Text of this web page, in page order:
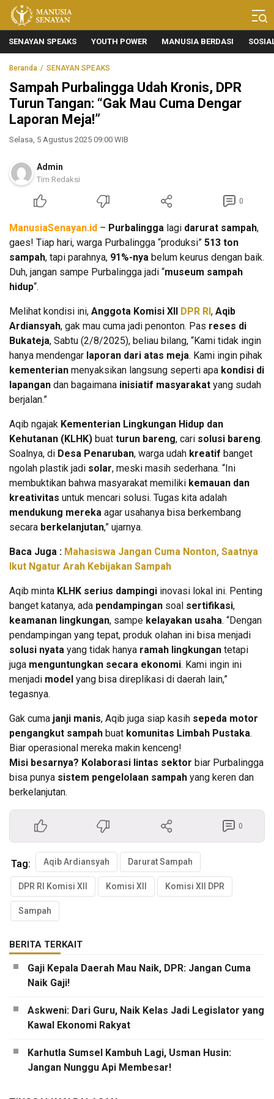
Manusia Senayan
Manusia Bicara, Senayan Bersuara
SENAYAN SPEAKS YOUTH POWER MANUSIA BERDASI
Beranda SENAYAN SPEAKS
Sampah Purbalingga Udah Kronis, DPR
Turun Tangan: “Gak Mau Cuma Dengar
Laporan Meja!”
Selasa, 5 Agustus 2025 09:00 WIB
Admin
Tim Redaksi
0
ManusiaSenayan.id – Purbalingga lagi darurat sampah,
gaes! Tiap hari, warga Purbalingga “produksi” 513 ton
sampah, tapi parahnya, 91%-nya belum keurus dengan baik.
Duh, jangan sampe Purbalingga jadi “museum sampah
hidup“.
Melihat kondisi ini, Anggota Komisi XII DPR RI, Aqib
Ardiansyah, gak mau cuma jadi penonton. Pas reses di
Bukateja, Sabtu (2/8/2025), beliau bilang, “Kami tidak ingin
hanya mendengar laporan dari atas meja. Kami ingin pihak
kementerian menyaksikan langsung seperti apa kondisi di
lapangan dan bagaimana inisiatif masyarakat yang sudah
berjalan.”
Aqib ngajak Kementerian Lingkungan Hidup dan
Kehutanan (KLHK) buat turun bareng, cari solusi bareng.
Soalnya, di Desa Penaruban, warga udah kreatif banget
ngolah plastik jadi solar, meski masih sederhana. “Ini
membuktikan bahwa masyarakat memiliki kemauan dan
kreativitas untuk mencari solusi. Tugas kita adalah
mendukung mereka agar usahanya bisa berkembang
secara berkelanjutan,” ujarnya.
Baca Juga : Mahasiswa Jangan Cuma Nonton, Saatnya
Ikut Ngatur Arah Kebijakan Sampah
Aqib minta KLHK serius dampingi inovasi lokal ini. Penting
banget katanya, ada pendampingan soal sertifikasi,
keamanan lingkungan, sampe kelayakan usaha. “Dengan
pendampingan yang tepat, produk olahan ini bisa menjadi
solusi nyata yang tidak hanya ramah lingkungan tetapi
juga menguntungkan secara ekonomi. Kami ingin ini
menjadi model yang bisa direplikasi di daerah lain,”
tegasnya.
Gak cuma janji manis, Aqib juga siap kasih sepeda motor
pengangkut sampah buat komunitas Limbah Pustaka.
Biar operasional mereka makin kenceng!
Misi besarnya? Kolaborasi lintas sektor biar Purbalingga
bisa punya sistem pengelolaan sampah yang keren dan
berkelanjutan.
0
Tag: Aqib Ardiansyah Darurat Sampah
DPR RI Komisi XII Komisi XII Komisi XII DPR
Sampah
BERITA TERKAIT
Gaji Kepala Daerah Mau Naik, DPR: Jangan Cuma
Naik Gaji!
Askweni: Dari Guru, Naik Kelas Jadi Legislator yang
Kawal Ekonomi Rakyat
Karhutla Sumsel Kambuh Lagi, Usman Husin:
Jangan Nunggu Api Membesar!